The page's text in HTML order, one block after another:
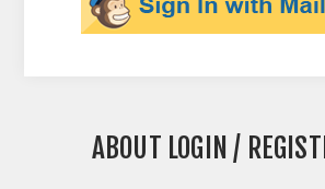
ABOUT LOGIN /